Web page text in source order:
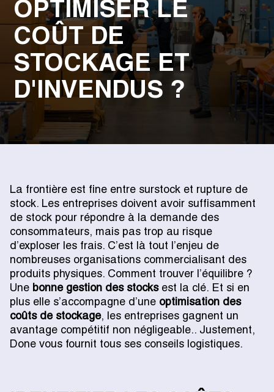
OPTIMISER LE
COÛT DE
STOCKAGE ET
D'INVENDUS ?
La frontière est fine entre surstock et rupture de
stock. Les entreprises doivent avoir suffisamment
de stock pour répondre à la demande des
consommateurs, mais pas trop au risque
d’exploser les frais. C’est là tout l’enjeu de
nombreuses organisations commercialisant des
produits physiques. Comment trouver l’équilibre ?
Une bonne gestion des stocksest la clé. Et si en
plus elle s’accompagne d’une optimisation des
coûts de stockage, les entreprises gagnent un
avantage compétitif non négligeable.. Justement,
Done vous fournit tous ses conseils logistiques.